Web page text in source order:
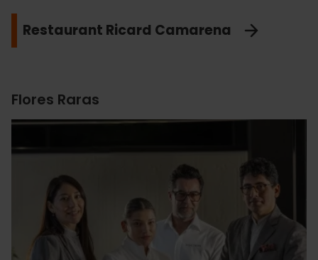
Restaurant Ricard Camarena
Flores Raras